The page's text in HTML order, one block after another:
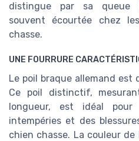
distingue par sa queue
souvent écourtée chez
chasse.
UNE FOURRURE
Le poil braque allemand est
Ce poil distinctif,
longueur, est idéal
intempéries et des
chien chasse. La couleur